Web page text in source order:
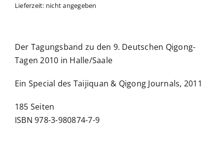
Lieferzeit: nicht angegeben
Der Tagungsband zu den 9. Deutschen Qigong-
Tagen 2010 in Halle/Saale
Ein Special des Taijiquan & Qigong Journals, 2011
185 Seiten
ISBN 978-3-980874-7-9